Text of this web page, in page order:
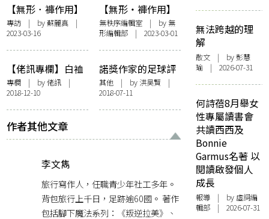
【無形．褲作用】
前花園裡的思想回
歸——訪朗天《正
在思想——當代哲
思十八家》
專訪 | by蘇麗真 |
2023-03-16
【無形・褲作用】
前置詞：在日常生
活中「褲」起來
無秩序編輯室| by 無
形編輯部 | 2023-03-01
【佬訊專欄】白裇
衫死忠的自白
專欄 | by佬訊 |
2018-12-10
諾獎作家的足球評
述︰卡繆無錢買球
鞋 莫言踢過門將
其他| by 洪昊賢|
2018-07-11
作者其他文章
李文雋
旅行寫作人，任職青少年社工多年。
背包旅行上千日，足跡逾60國。 著作
包括腳下魔法系列：《叛逆拉美》、
無法跨越的理
解
散文 | by 彭慧
瑜 | 2026-07-31
何詩蓓8月舉女
性專屬讀書會
共讀西西及
Bonnie
Garmus名著 以
閱讀啟發個人
成長
報導 | by 虛詞編
輯部 | 2026-07-31